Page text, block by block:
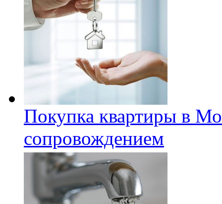
Покупка квартиры в
сопровождением